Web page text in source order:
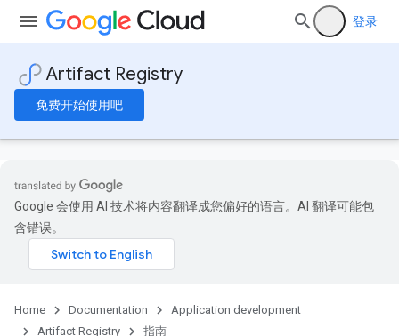
登录
Artifact Registry
免费开始使用吧
Google 会使用 AI 技术将内容翻译成您偏好的语言。AI 翻译可能包
含错误。
Home Documentation
Application development
Artifact Registry
指南